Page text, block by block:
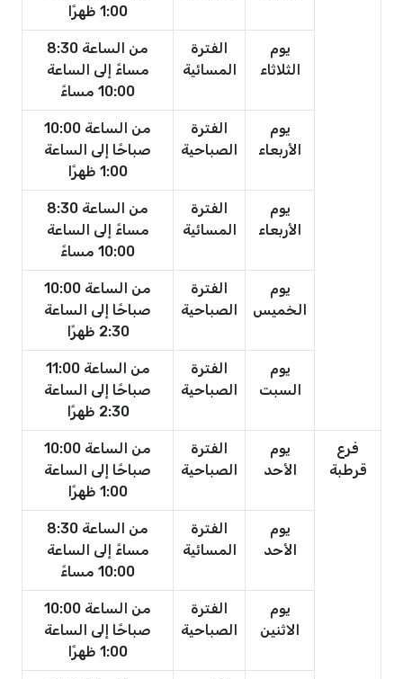
1:00 ظهرًا
يوم
الثلاثاء
الفترة
المسائية
من الساعة 8:30
مساءً إلى الساعة
10:00 مساءً
يوم
الأربعاء
الفترة
الصباحية
من الساعة 10:00
صباحًا إلى الساعة
1:00 ظهرًا
يوم
الأربعاء
الفترة
المسائية
من الساعة 8:30
مساءً إلى الساعة
10:00 مساءً
يوم
الخميس
الفترة
الصباحية
من الساعة 10:00
صباحًا إلى الساعة
2:30 ظهرًا
يوم
السبت
الفترة
الصباحية
من الساعة 11:00
صباحًا إلى الساعة
2:30 ظهرًا
فرع
قرطبة
يوم
الأحد
الفترة
الصباحية
من الساعة 10:00
صباحًا إلى الساعة
1:00 ظهرًا
يوم
الأحد
الفترة
المسائية
من الساعة 8:30
مساءً إلى الساعة
10:00 مساءً
يوم
الاثنين
الفترة
الصباحية
من الساعة 10:00
صباحًا إلى الساعة
1:00 ظهرًا